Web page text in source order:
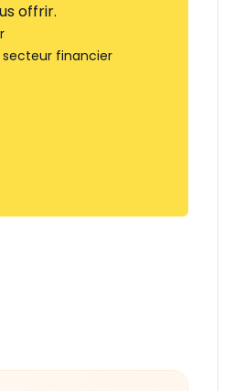
offrir.
secteur financier